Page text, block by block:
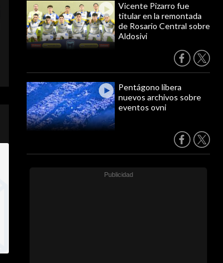
Vicente Pizarro fue
titular en la remontada
de Rosario Central sobre
Aldosivi
Pentágono libera
nuevos archivos sobre
eventos ovni